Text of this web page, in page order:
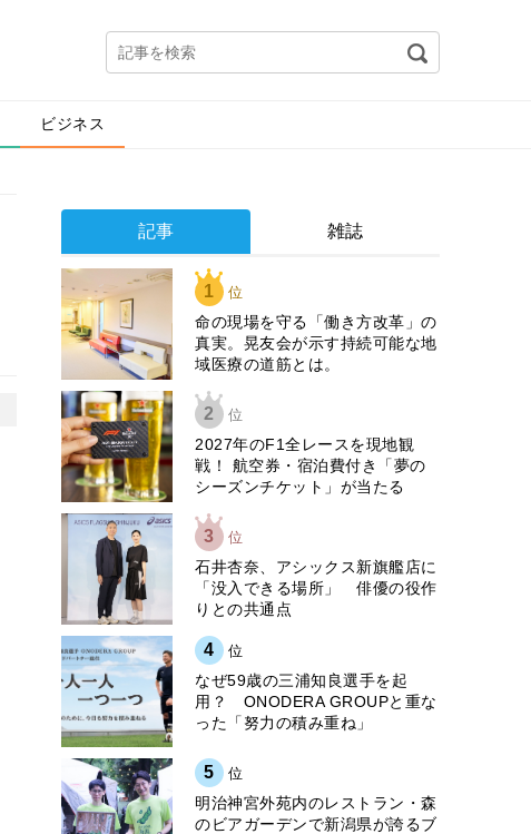
ビジネス
記事 雑誌
1 位
​命の現場を守る「働き方改革」の
真実。晃友会が示す持続可能な地
域医療の道筋とは。
2 位
2027年のF1全レースを現地観
戦！ 航空券・宿泊費付き「夢の
シーズンチケット」が当たる
3 位
石井杏奈、アシックス新旗艦店に
「没入できる場所」 俳優の役作
りとの共通点
4 位
なぜ59歳の三浦知良選手を起
用？ ONODERA GROUPと重な
った「努力の積み重ね」
5 位
明治神宮外苑内のレストラン・森
のビアガーデンで新潟県が誇るブ